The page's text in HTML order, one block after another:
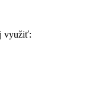
využiť: